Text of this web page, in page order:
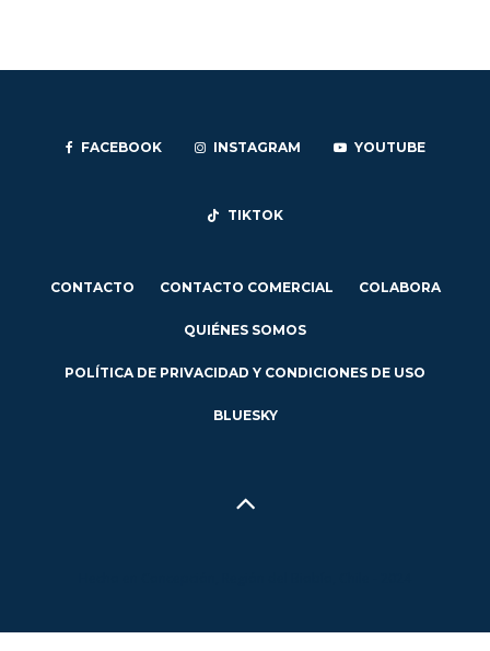
FACEBOOK INSTAGRAM YOUTUBE
TIKTOK
CONTACTO CONTACTO COMERCIAL COLABORA
QUIÉNES SOMOS
POLÍTICA DE PRIVACIDAD Y CONDICIONES DE USO
BLUESKY